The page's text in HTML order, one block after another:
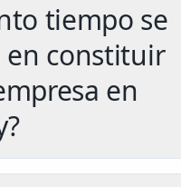
tiempo se
en constituir
en